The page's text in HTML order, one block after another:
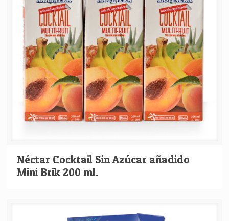
Néctar Cocktail Sin Azúcar añadido
Mini Brik 200 ml.